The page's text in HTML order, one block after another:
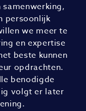
persoonlijk
we meer te
en expertise
beste kunnen
opdrachten.
benodigde
volgt er later